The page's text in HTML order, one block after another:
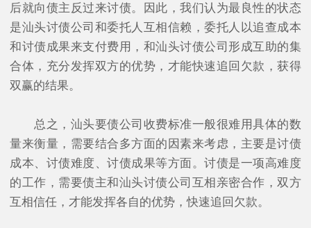
后就向债主反过来讨债。因此，我们认为最良性的状态
是汕头讨债公司和委托人互相信赖，委托人以追查成本
和讨债成果来支付费用，和汕头讨债公司形成互助的集
合体，充分发挥双方的优势，才能快速追回欠款，获得
双赢的结果。
总之，汕头要债公司收费标准一般很难用具体的数
量来衡量，需要结合多方面的因素来考虑，主要是讨债
成本、讨债难度、讨债成果等方面。讨债是一项高难度
的工作，需要债主和汕头讨债公司互相亲密合作，双方
互相信任，才能发挥各自的优势，快速追回欠款。